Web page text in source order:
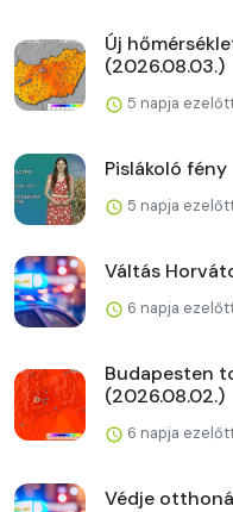
Új
(2026.08.03.)
5 napja
Pislákoló fény
5 napja
Váltás
6 napja
Budapesten
(2026.08.02.)
6 napja
Védje